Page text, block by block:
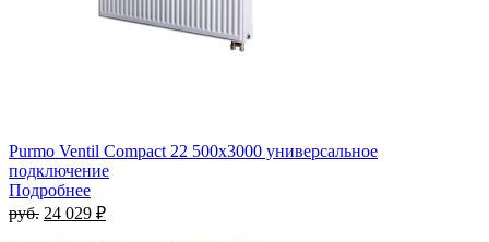
Purmo Ventil Compact 22 500х3000 универсальное
подключение
Подробнее
руб. 24 029 ₽